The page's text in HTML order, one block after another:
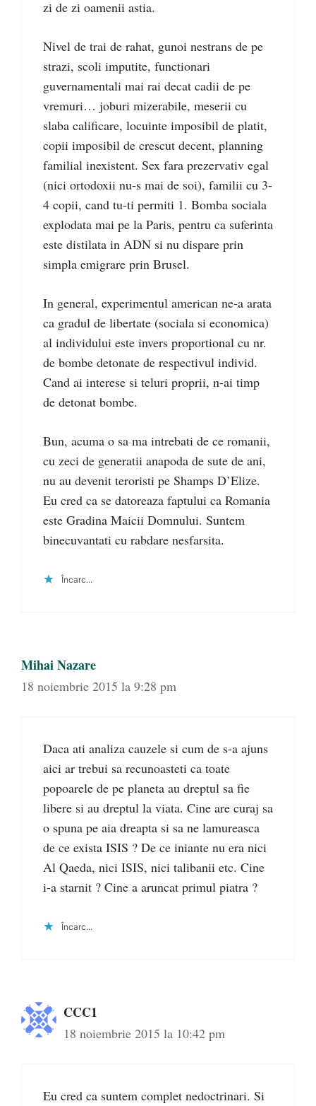
zi de zi oamenii astia.
Nivel de trai de rahat, gunoi nestrans de pe
strazi, scoli imputite, functionari
guvernamentali mai rai decat cadii de pe
vremuri… joburi mizerabile, meserii cu
slaba calificare, locuinte imposibil de platit,
copii imposibil de crescut decent, planning
familial inexistent. Sex fara prezervativ egal
(nici ortodoxii nu-s mai de soi), familii cu 3-
4 copii, cand tu-ti permiti 1. Bomba sociala
explodata mai pe la Paris, pentru ca suferinta
este distilata in ADN si nu dispare prin
simpla emigrare prin Brusel.
In general, experimentul american ne-a arata
ca gradul de libertate (sociala si economica)
al individului este invers proportional cu nr.
de bombe detonate de respectivul individ.
Cand ai interese si teluri proprii, n-ai timp
de detonat bombe.
Bun, acuma o sa ma intrebati de ce romanii,
cu zeci de generatii anapoda de sute de ani,
nu au devenit teroristi pe Shamps D’Elize.
Eu cred ca se datoreaza faptului ca Romania
este Gradina Maicii Domnului. Suntem
binecuvantati cu rabdare nesfarsita.
Încarc...
Mihai Nazare
18 noiembrie 2015 la 9:28 pm
Daca ati analiza cauzele si cum de s-a ajuns
aici ar trebui sa recunoasteti ca toate
popoarele de pe planeta au dreptul sa fie
libere si au dreptul la viata. Cine are curaj sa
o spuna pe aia dreapta si sa ne lamureasca
de ce exista ISIS ? De ce iniante nu era nici
Al Qaeda, nici ISIS, nici talibanii etc. Cine
i-a starnit ? Cine a aruncat primul piatra ?
Încarc...
CCC1
18 noiembrie 2015 la 10:42 pm
Eu cred ca suntem complet nedoctrinari. Si